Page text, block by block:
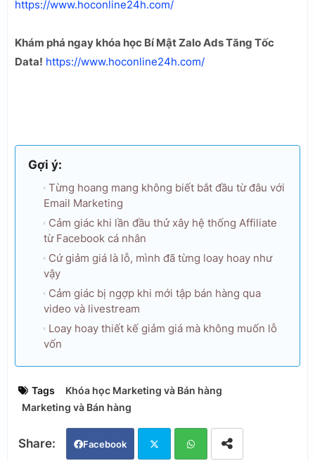
https://www.hoconline24h.com/
Khám phá ngay khóa học Bí Mật Zalo Ads Tăng Tốc
Data! https://www.hoconline24h.com/
Gợi ý:
Từng hoang mang không biết bắt đầu từ đâu với
Email Marketing
Cảm giác khi lần đầu thử xây hệ thống Affiliate
từ Facebook cá nhân
Cứ giảm giá là lỗ, mình đã từng loay hoay như
vậy
Cảm giác bị ngợp khi mới tập bán hàng qua
video và livestream
Loay hoay thiết kế giảm giá mà không muốn lỗ
vốn
Tags
Khóa học Marketing và Bán hàng
Marketing và Bán hàng
Facebook